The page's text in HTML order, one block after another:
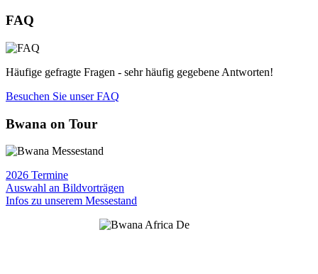
FAQ
Häufige gefragte Fragen - sehr häufig gegebene Antworten!
Besuchen Sie unser FAQ
Bwana on Tour
2026 Termine
Auswahl an Bildvorträgen
Infos zu unserem Messestand